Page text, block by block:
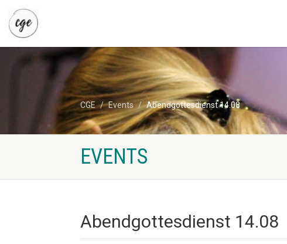
CGE Events Abendgottesdienst 14.08
EVENTS
Abendgottesdienst 14.08